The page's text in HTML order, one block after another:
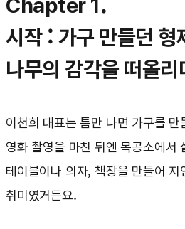
Chapter 1.
시작 : 가구 만들던 형
나무의 감각을 떠올리
이천희 대표는 틈만 나면 가구를 만
영화 촬영을 마친 뒤엔 목공소에서
테이블이나 의자, 책장을 만들어 지
취미였거든요.